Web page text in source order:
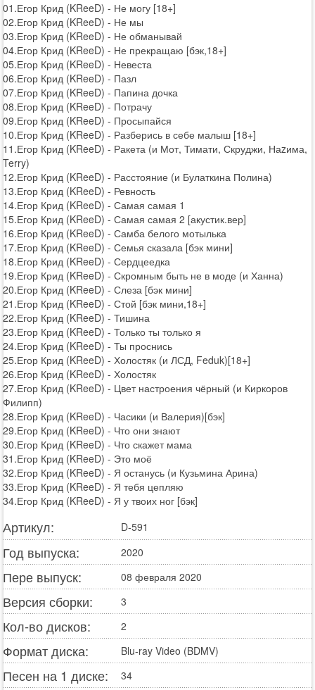
01.Егор Крид (KReeD) - Не могу [18+]
02.Егор Крид (KReeD) - Не мы
03.Егор Крид (KReeD) - Не обманывай
04.Егор Крид (KReeD) - Не прекращаю [бэк,18+]
05.Егор Крид (KReeD) - Невеста
06.Егор Крид (KReeD) - Пазл
07.Егор Крид (KReeD) - Папина дочка
08.Егор Крид (KReeD) - Потрачу
09.Егор Крид (KReeD) - Просыпайся
10.Егор Крид (KReeD) - Разберись в себе малыш [18+]
11.Егор Крид (KReeD) - Ракета (и Мот, Тимати, Скруджи, Наzима,
Terry)
12.Егор Крид (KReeD) - Расстояние (и Булаткина Полина)
13.Егор Крид (KReeD) - Ревность
14.Егор Крид (KReeD) - Самая самая 1
15.Егор Крид (KReeD) - Самая самая 2 [акустик.вер]
16.Егор Крид (KReeD) - Самба белого мотылька
17.Егор Крид (KReeD) - Семья сказала [бэк мини]
18.Егор Крид (KReeD) - Сердцеедка
19.Егор Крид (KReeD) - Скромным быть не в моде (и Ханна)
20.Егор Крид (KReeD) - Слеза [бэк мини]
21.Егор Крид (KReeD) - Стой [бэк мини,18+]
22.Егор Крид (KReeD) - Тишина
23.Егор Крид (KReeD) - Только ты только я
24.Егор Крид (KReeD) - Ты проснись
25.Егор Крид (KReeD) - Холостяк (и ЛСД, Feduk)[18+]
26.Егор Крид (KReeD) - Холостяк
27.Егор Крид (KReeD) - Цвет настроения чёрный (и Киркоров
Филипп)
28.Егор Крид (KReeD) - Часики (и Валерия)[бэк]
29.Егор Крид (KReeD) - Что они знают
30.Егор Крид (KReeD) - Что скажет мама
31.Егор Крид (KReeD) - Это моё
32.Егор Крид (KReeD) - Я останусь (и Кузьмина Арина)
33.Егор Крид (KReeD) - Я тебя цепляю
34.Егор Крид (KReeD) - Я у твоих ног [бэк]
Артикул: D-591
Год выпуска: 2020
Пере выпуск: 08 февраля 2020
Версия сборки: 3
Кол-во дисков: 2
Формат диска: Blu-ray Video (BDMV)
Песен на 1 диске: 34